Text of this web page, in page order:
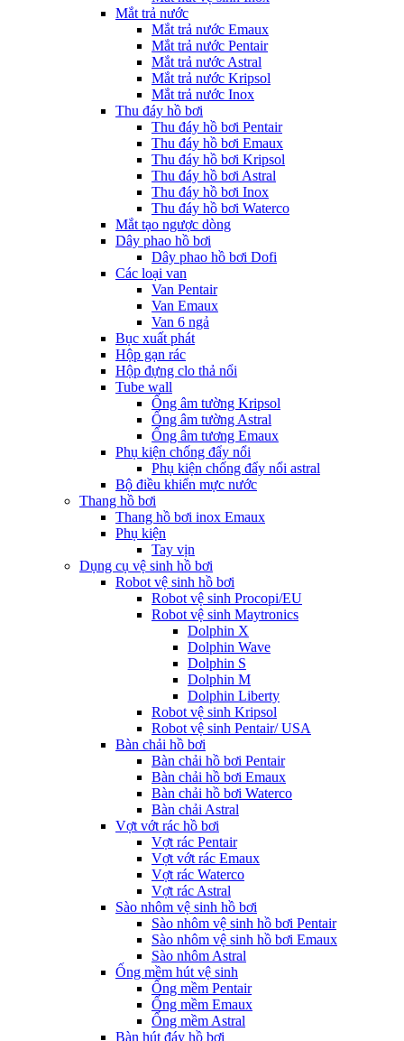
Mắt trả nước
Mắt trả nước Emaux
Mắt trả nước Pentair
Mắt trả nước Astral
Mắt trả nước Kripsol
Mắt trả nước Inox
Thu đáy hồ bơi
Thu đáy hồ bơi Pentair
Thu đáy hồ bơi Emaux
Thu đáy hồ bơi Kripsol
Thu đáy hồ bơi Astral
Thu đáy hồ bơi Inox
Thu đáy hồ bơi Waterco
Mắt tạo ngược dòng
Dây phao hồ bơi
Dây phao hồ bơi Dofi
Các loại van
Van Pentair
Van Emaux
Van 6 ngả
Bục xuất phát
Hộp gạn rác
Hộp đựng clo thả nổi
Tube wall
Ống âm tường Kripsol
Ống âm tường Astral
Ống âm tương Emaux
Phụ kiện chống đẩy nổi
Phụ kiện chống đẩy nổi astral
Bộ điều khiển mực nước
Thang hồ bơi
Thang hồ bơi inox Emaux
Phụ kiện
Tay vịn
Dụng cụ vệ sinh hồ bơi
Robot vệ sinh hồ bơi
Robot vệ sinh Procopi/EU
Robot vệ sinh Maytronics
Dolphin X
Dolphin Wave
Dolphin S
Dolphin M
Dolphin Liberty
Robot vệ sinh Kripsol
Robot vệ sinh Pentair/ USA
Bàn chải hồ bơi
Bàn chải hồ bơi Pentair
Bàn chải hồ bơi Emaux
Bàn chải hồ bơi Waterco
Bàn chải Astral
Vợt vớt rác hồ bơi
Vợt rác Pentair
Vợt vớt rác Emaux
Vợt rác Waterco
Vợt rác Astral
Sào nhôm vệ sinh hồ bơi
Sào nhôm vệ sinh hồ bơi Pentair
Sào nhôm vệ sinh hồ bơi Emaux
Sào nhôm Astral
Ống mềm hút vệ sinh
Ống mềm Pentair
Ống mềm Emaux
Ống mềm Astral
Bàn hút đáy hồ bơi